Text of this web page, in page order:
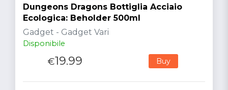
Dungeons Dragons Bottiglia Acciaio
Ecologica: Beholder 500ml
Gadget - Gadget Vari
Disponibile
€19.99 Buy